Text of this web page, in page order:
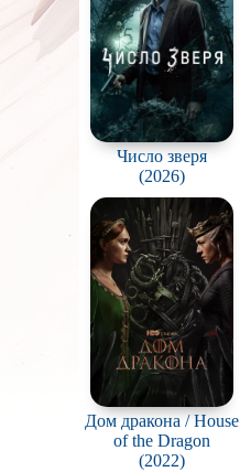
Число зверя
(2026)
Дом дракона / House
of the Dragon
(2022)